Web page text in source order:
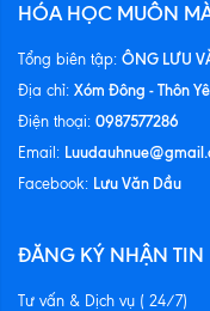
HÓA HỌC MUÔN
Tổng biên tập: ÔNG LƯU
Địa chỉ: Xóm Đông - Thôn
Điện thoại: 0987577286
Email:
Facebook: Lưu Văn Dầu
ĐĂNG KÝ NHẬN TIN
Tư vấn & Dịch vụ ( 24/7)